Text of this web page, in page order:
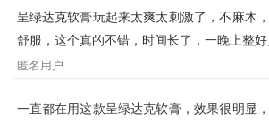
呈绿达克软膏玩起来太爽太刺激了，不麻木
舒服，这个真的不错，时间长了，一晚上整好
匿名用户
一直都在用这款呈绿达克软膏，效果很明显